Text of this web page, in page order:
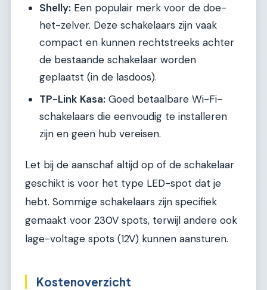
Shelly: Een populair merk voor de doe-
het-zelver. Deze schakelaars zijn vaak
compact en kunnen rechtstreeks achter
de bestaande schakelaar worden
geplaatst (in de lasdoos).
TP-Link Kasa: Goed betaalbare Wi-Fi-
schakelaars die eenvoudig te installeren
zijn en geen hub vereisen.
Let bij de aanschaf altijd op of de schakelaar
geschikt is voor het type LED-spot dat je
hebt. Sommige schakelaars zijn specifiek
gemaakt voor 230V spots, terwijl andere ook
lage-voltage spots (12V) kunnen aansturen.
Kostenoverzicht